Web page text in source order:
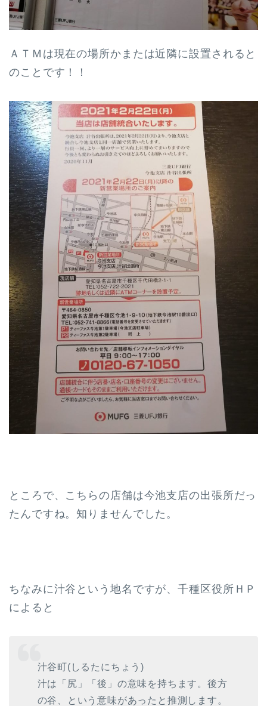
ＡＴＭは現在の場所かまたは近隣に設置されると
のことです！！
ところで、こちらの店舗は今池支店の出張所だっ
たんですね。知りませんでした。
ちなみに汁谷という地名ですが、千種区役所ＨＰ
によると
汁谷町(しるたにちょう)
汁は「尻」「後」の意味を持ちます。後方
の谷、という意味があったと推測します。